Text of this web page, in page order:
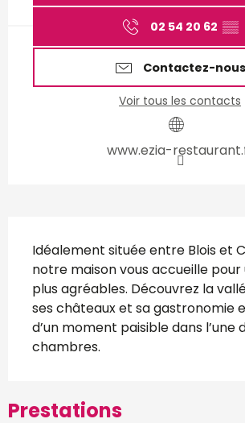
02 54 20 62 ▒▒
Contactez-nous
Voir tous les contacts
www.ezia-
Description
Idéalement située entre Blois et
notre maison vous accueille pour
plus agréables. Découvrez la
ses châteaux et sa gastronomie
d’un moment paisible dans l’une
chambres.
Prestations